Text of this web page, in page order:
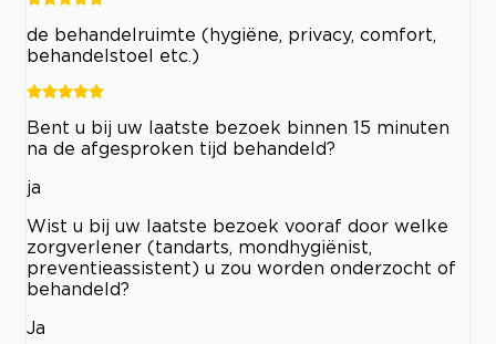
de behandelruimte (hygiëne, privacy, comfort,
behandelstoel etc.)
Bent u bij uw laatste bezoek binnen 15 minuten
na de afgesproken tijd behandeld?
ja
Wist u bij uw laatste bezoek vooraf door welke
zorgverlener (tandarts, mondhygiënist,
preventieassistent) u zou worden onderzocht of
behandeld?
Ja